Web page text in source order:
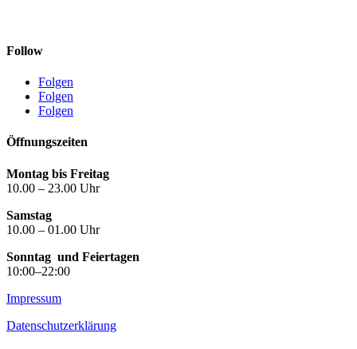
Follow
Folgen
Folgen
Folgen
Öffnungszeiten
Montag bis Freitag
10.00 – 23.00 Uhr
Samstag
10.00 – 01.00 Uhr
Sonntag und Feiertagen
10:00–22:00
Impressum
Datenschutzerklärung